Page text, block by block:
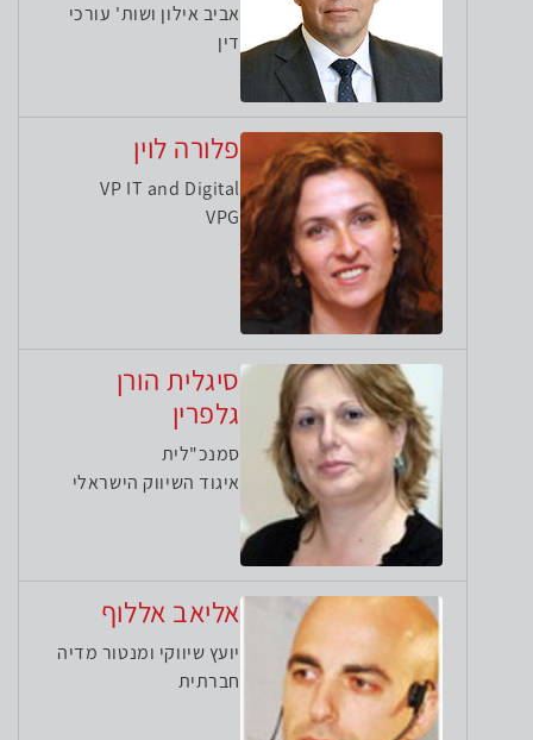
אביב אילון ושות' עורכי
דין
פלורה לוין
VP IT and Digital
VPG
סיגלית הורן
גלפרין
סמנכ"לית
איגוד השיווק הישראלי
אליאב אללוף
יועץ שיווקי ומנטור מדיה
חברתית